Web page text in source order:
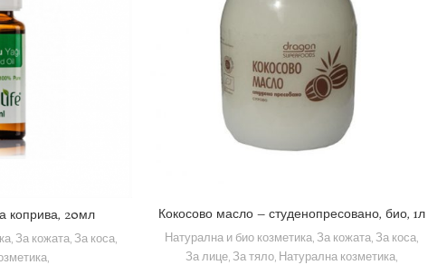
коприва, 20мл
, За кожата, За коса,
1 EUR = 1.95583 BGN
ДОБАВЯНЕ В КОЛИЧКАТА
Кокосово масло – студенопресовано, био, 1л
Натурална и био козметика За кожата За коса
За лице За тяло Натурална козметика